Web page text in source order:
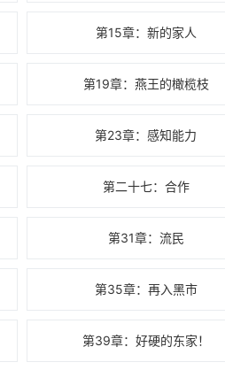
第15章：新的家人
第19章：燕王的橄榄枝
第23章：感知能力
第二十七：合作
第31章：流民
第35章：再入黑市
第39章：好硬的东家！